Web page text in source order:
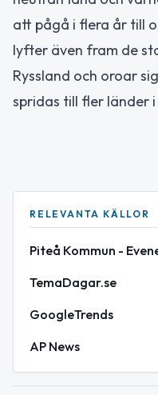
att pågå i flera år till
lyfter även fram de
Ryssland och oroar
spridas till fler länder
RELEVANTA KÄLLOR
Piteå Kommun -
TemaDagar.se
GoogleTrends
AP News